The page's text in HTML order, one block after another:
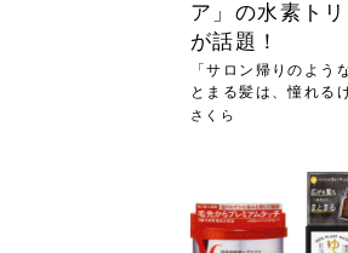
ア」の水素ト
が話題！
「サロン帰りのよう
とまる髪は、憧れる
うの...
さくら